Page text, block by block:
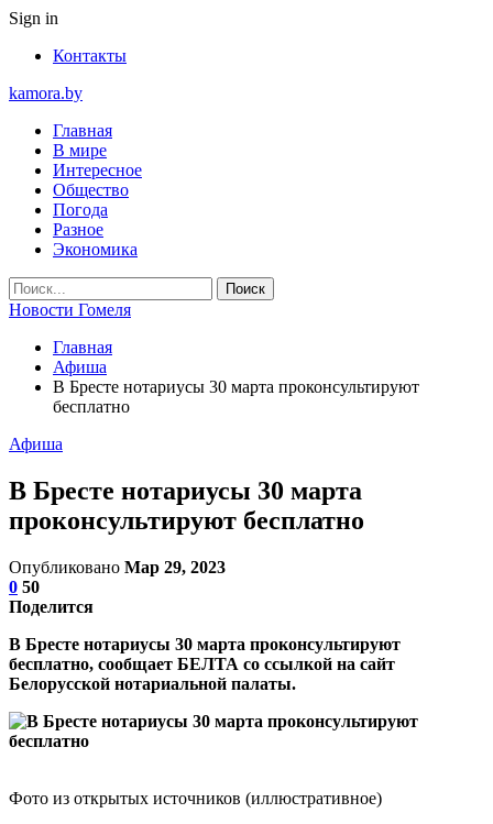
Sign in
Контакты
kamora.by
Главная
В мире
Интересное
Общество
Погода
Разное
Экономика
Новости Гомеля
Главная
Афиша
В Бресте нотариусы 30 марта проконсультируют
бесплатно
Афиша
В Бресте нотариусы 30 марта
проконсультируют бесплатно
Опубликовано Мар 29, 2023
0 50
Поделится
В Бресте нотариусы 30 марта проконсультируют
бесплатно, сообщает БЕЛТА со ссылкой на сайт
Белорусской нотариальной палаты.
Фото из открытых источников (иллюстративное)